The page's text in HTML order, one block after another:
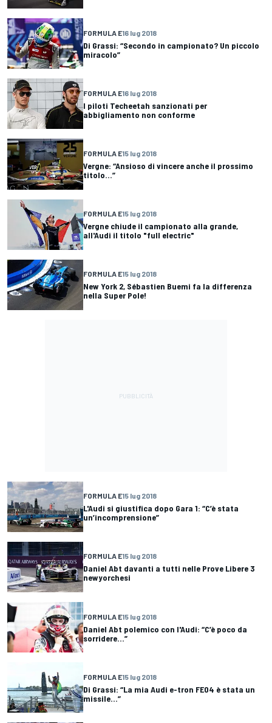
FORMULA E16 lug 2018
Di Grassi: “Secondo in campionato? Un piccolo
miracolo”
FORMULA E16 lug 2018
I piloti Techeetah sanzionati per
abbigliamento non conforme
FORMULA E15 lug 2018
Vergne: “Ansioso di vincere anche il prossimo
titolo...”
FORMULA E15 lug 2018
Vergne chiude il campionato alla grande,
all'Audi il titolo "full electric"
FORMULA E15 lug 2018
New York 2, Sébastien Buemi fa la differenza
nella Super Pole!
FORMULA E15 lug 2018
L'Audi si giustifica dopo Gara 1: “C’è stata
un’incomprensione”
FORMULA E15 lug 2018
Daniel Abt davanti a tutti nelle Prove Libere 3
newyorchesi
FORMULA E15 lug 2018
Daniel Abt polemico con l'Audi: “C’è poco da
sorridere...”
FORMULA E15 lug 2018
Di Grassi: “La mia Audi e-tron FE04 è stata un
missile...”